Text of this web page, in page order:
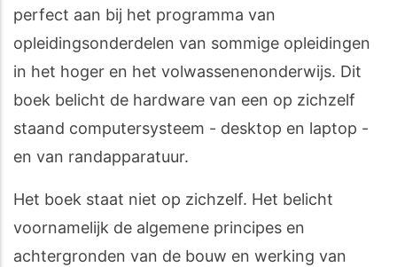
perfect aan bij het programma van
opleidingsonderdelen van sommige opleidingen
in het hoger en het volwassenenonderwijs. Dit
boek belicht de hardware van een op zichzelf
staand computersysteem - desktop en laptop -
en van randapparatuur.
Het boek staat niet op zichzelf. Het belicht
voornamelijk de algemene principes en
achtergronden van de bouw en werking van